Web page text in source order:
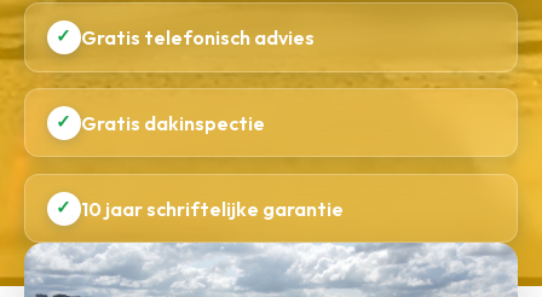
✓ Gratis telefonisch advies
✓ Gratis dakinspectie
✓ 10 jaar schriftelijke garantie